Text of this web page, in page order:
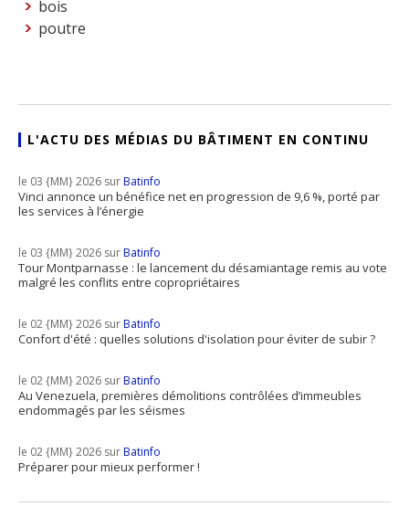
bois
poutre
L'ACTU DES MÉDIAS DU BÂTIMENT EN CONTINU
le 03 {MM} 2026 surBatinfo
Vinci annonce un bénéfice net en progression de 9,6 %, porté par
les services à l’énergie
le 03 {MM} 2026 surBatinfo
Tour Montparnasse : le lancement du désamiantage remis au vote
malgré les conflits entre copropriétaires
le 02 {MM} 2026 surBatinfo
Confort d'été : quelles solutions d'isolation pour éviter de subir ?
le 02 {MM} 2026 surBatinfo
Au Venezuela, premières démolitions contrôlées d’immeubles
endommagés par les séismes
le 02 {MM} 2026 surBatinfo
Préparer pour mieux performer !